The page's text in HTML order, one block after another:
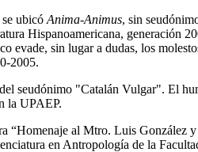
ubicó Anima-Animus, sin
Hispanoamericana, generación
evade, sin lugar a dudas, los
2005.
del seudónimo "Catalán Vulgar". El
la UPAEP.
“Homenaje al Mtro. Luis
en Antropología de la